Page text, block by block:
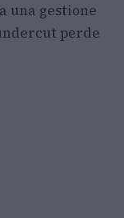
una gestione
perde